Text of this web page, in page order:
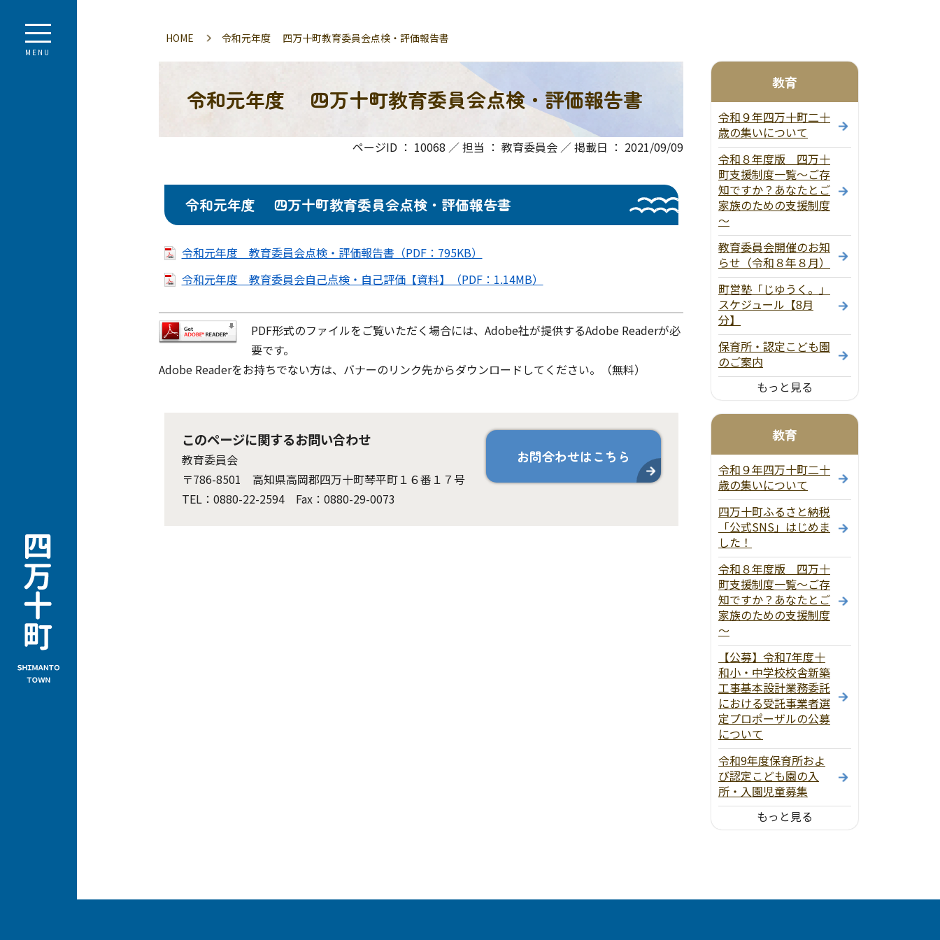
MENU
HOME 令和元年度 四万十町教育委員会点検・評価報告書
令和元年度 四万十町教育委員会点検・評価報告書
ページID ： 10068 ／ 担当 ： 教育委員会 ／ 掲載日 ： 2021/09/09
令和元年度 四万十町教育委員会点検・評価報告書
令和元年度 教育委員会点検・評価報告書（PDF：795KB）
令和元年度 教育委員会自己点検・自己評価【資料】（PDF：1.14MB）
PDF形式のファイルをご覧いただく場合には、Adobe社が提供するAdobe Readerが必
要です。
Adobe Readerをお持ちでない方は、バナーのリンク先からダウンロードしてください。（無料）
このページに関するお問い合わせ
教育委員会
〒786-8501 高知県高岡郡四万十町琴平町１６番１７号
TEL：0880-22-2594 Fax：0880-29-0073
お問合わせはこちら
教育
令和９年四万十町二十
歳の集いについて
令和８年度版 四万十
町支援制度一覧～ご存
知ですか？あなたとご
家族のための支援制度
～
教育委員会開催のお知
らせ（令和８年８月）
町営塾「じゆうく。」
スケジュール【8月
分】
保育所・認定こども園
のご案内
もっと見る
教育
令和９年四万十町二十
歳の集いについて
四万十町ふるさと納税
「公式SNS」はじめま
した！
令和８年度版 四万十
町支援制度一覧～ご存
知ですか？あなたとご
家族のための支援制度
～
【公募】令和7年度十
和小・中学校校舎新築
工事基本設計業務委託
における受託事業者選
定プロポーザルの公募
について
令和9年度保育所およ
び認定こども園の入
所・入園児童募集
もっと見る